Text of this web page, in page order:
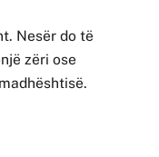
Nesër do të
zëri ose